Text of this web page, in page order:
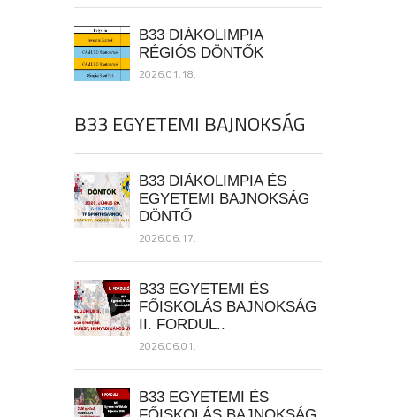
B33 DIÁKOLIMPIA
RÉGIÓS DÖNTŐK
2026.01.18.
B33 EGYETEMI BAJNOKSÁG
B33 DIÁKOLIMPIA ÉS
EGYETEMI BAJNOKSÁG
DÖNTŐ
2026.06.17.
B33 EGYETEMI ÉS
FŐISKOLÁS BAJNOKSÁG
II. FORDUL..
2026.06.01.
B33 EGYETEMI ÉS